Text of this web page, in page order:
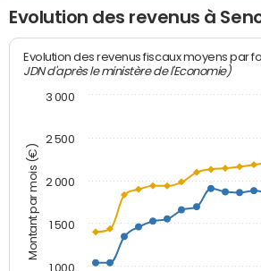
Evolution des revenus à
Montant par mois (€)
Evolution des revenus fiscaux moyens par
JDN d'après le ministère de l'Economie)
1 000
1 500
2 000
2 500
3 000